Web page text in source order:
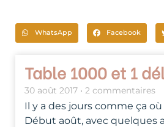
WhatsApp Facebook
Table 1000 et 1
30 août 2017 2 commentaires
Il y a des jours comme ça
Début août, avec quelques